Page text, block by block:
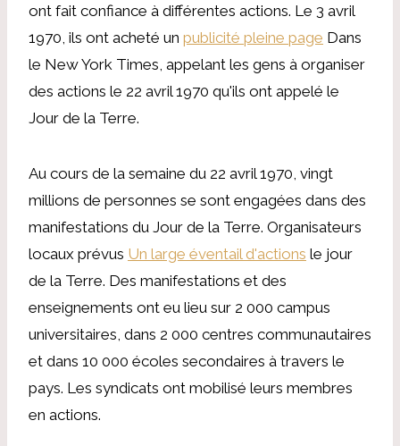
ont fait confiance à différentes actions. Le 3 avril
1970, ils ont acheté un publicité pleine page Dans
le New York Times, appelant les gens à organiser
des actions le 22 avril 1970 qu'ils ont appelé le
Jour de la Terre.
Au cours de la semaine du 22 avril 1970, vingt
millions de personnes se sont engagées dans des
manifestations du Jour de la Terre. Organisateurs
locaux prévus Un large éventail d'actions le jour
de la Terre. Des manifestations et des
enseignements ont eu lieu sur 2 000 campus
universitaires, dans 2 000 centres communautaires
et dans 10 000 écoles secondaires à travers le
pays. Les syndicats ont mobilisé leurs membres
en actions.